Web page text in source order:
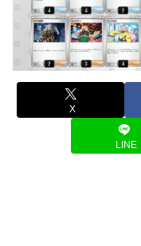
X
LINE